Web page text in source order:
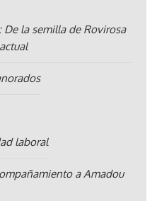
la semilla de Rovirosa
laboral
a Amadou